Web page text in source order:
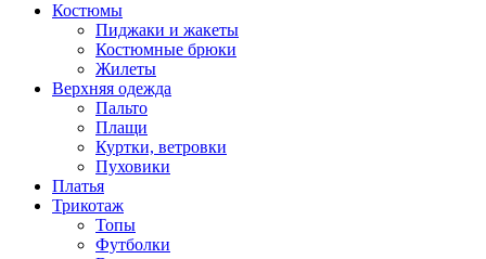
Костюмы
Пиджаки и жакеты
Костюмные брюки
Жилеты
Верхняя одежда
Пальто
Плащи
Куртки, ветровки
Пуховики
Платья
Трикотаж
Топы
Футболки